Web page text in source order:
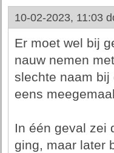
10-02-2023, 11:03
Er moet wel bij
nauw nemen
slechte naam bij
eens
In één geval zei
ging, maar later